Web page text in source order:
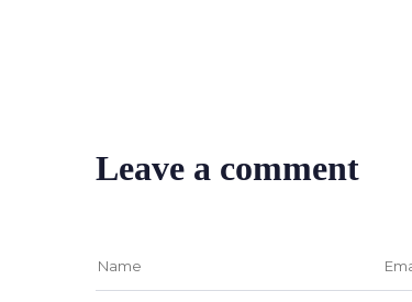
Leave a comment